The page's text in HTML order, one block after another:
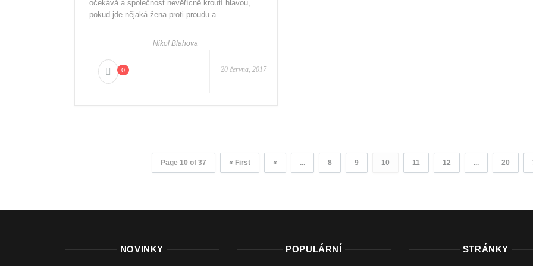
očekává a společnost nevěřícně kroutí hlavou,
pokud jde nějaká žena proti proudu a...
0
Nikol Blahova
20 června, 2017
Page 10 of 37 « First « ... 8 9 10 11 12 ... 20
NOVINKY POPULÁRNÍ STRÁNKY